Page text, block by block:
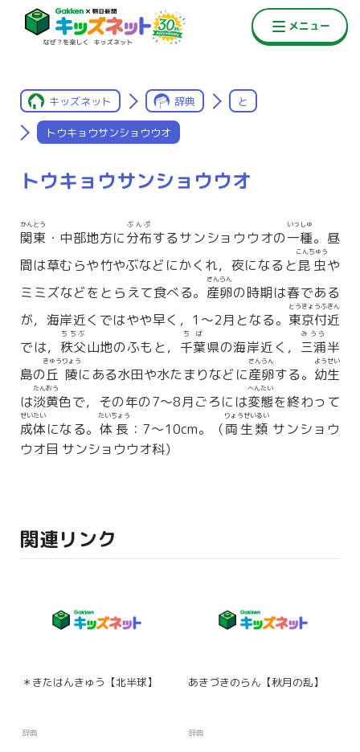
キッズネット 辞典 と
トウキョウサンショウウオ
トウキョウサンショウウオ
関東
かんとう
・中部地方に分布
ぶんぷ
するサンショウウオの一種
いっしゅ
。昼
間は草むらや竹やぶなどにかくれ，夜になると昆虫
こんちゅう
や
ミミズなどをとらえて食べる。 産卵
さんらん
の時期は春である
が，海岸近くではやや早く，1〜2月となる。 東京付近
とうきょうふきん
では， 秩父
ちちぶ
山地のふもと， 千葉
ちば
県の海岸近く， 三浦
みうら
半
島の丘陵
きゅうりょう
にある水田や水たまりなどに産卵
さんらん
する。 幼生
ようせい
は淡黄
たんおう
色で，その年の7〜8月ごろには変態
へんたい
を終わって
成体
せいたい
になる。 体長
たいちょう
：7〜10cm。（両生類
りょうせいるい
サンショウ
ウオ目 サンショウウオ科）
関連リンク
＊きたはんきゅう【北半球】
辞典
あきづきのらん【秋月の乱】
辞典